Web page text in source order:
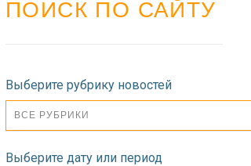
ПОИСК ПО САЙТУ
Выберите рубрику новостей
ВСЕ РУБРИКИ
Выберите дату или период